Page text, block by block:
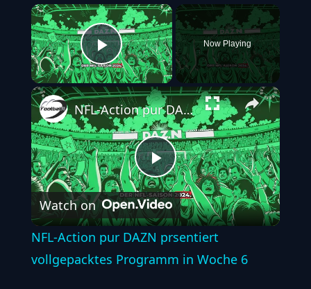
×
Play Video
Now Playing
Play
Video
NFL-Action pur DAZN prsentiert vollgepacktes Programm in Woche 6
Watch on
NFL-Action pur DAZN prsentiert
vollgepacktes Programm in Woche 6